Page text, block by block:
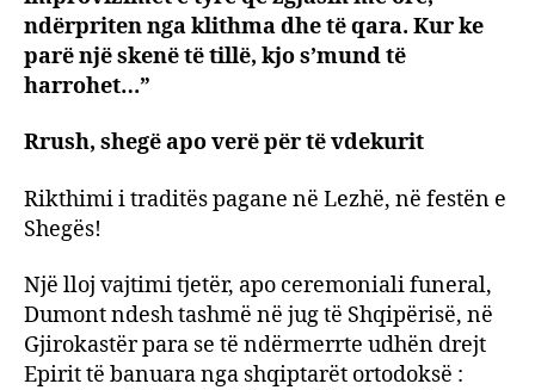
ndërpriten nga klithma dhe të qara. Kur ke
parë një skenë të tillë, kjo s’mund të
harrohet…”
Rrush, shegë apo verë për të vdekurit
Rikthimi i traditës pagane në Lezhë, në festën e
Shegës!
Një lloj vajtimi tjetër, apo ceremoniali funeral,
Dumont ndesh tashmë në jug të Shqipërisë, në
Gjirokastër para se të ndërmerrte udhën drejt
Epirit të banuara nga shqiptarët ortodoksë :